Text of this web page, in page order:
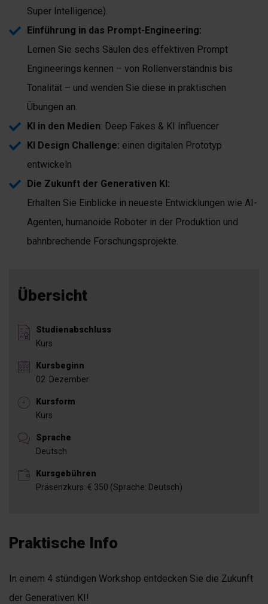
Super Intelligence).
Einführung in das Prompt-Engineering:
Lernen Sie sechs Säulen des effektiven Prompt
Engineerings kennen – von Rollenverständnis bis
Tonalität – und wenden Sie diese in praktischen
Übungen an.
KI in den Medien: Deep Fakes & KI Influencer
KI Design Challenge: einen digitalen Prototyp
entwickeln
Die Zukunft der Generativen KI:
Erhalten Sie Einblicke in neueste Entwicklungen wie AI-
Agenten, humanoide Roboter in der Produktion und
bahnbrechende Forschungsprojekte.
Übersicht
Studienabschluss
Kurs
Kursbeginn
02. Dezember
Kursform
Kurs
Sprache
Deutsch
Kursgebühren
Präsenzkurs: € 350 (Sprache: Deutsch)
Praktische Info
In einem 4 stündigen Workshop entdecken Sie die Zukunft
der Generativen KI!